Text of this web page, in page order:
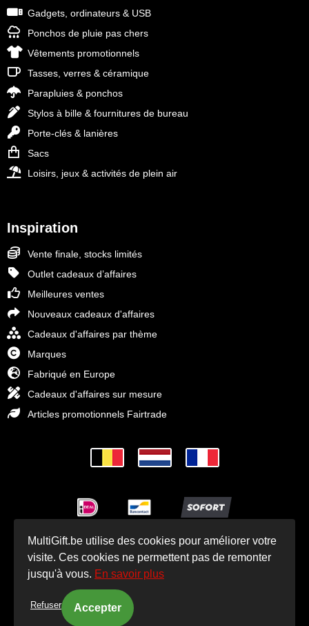
Gadgets, ordinateurs & USB
Ponchos de pluie pas chers
Vêtements promotionnels
Tasses, verres & céramique
Parapluies & ponchos
Stylos à bille & fournitures de bureau
Porte-clés & lanières
Sacs
Loisirs, jeux & activités de plein air
Inspiration
Vente finale, stocks limités
Outlet cadeaux d’affaires
Meilleures ventes
Nouveaux cadeaux d'affaires
Cadeaux d'affaires par thème
Marques
Fabriqué en Europe
Cadeaux d'affaires sur mesure
Articles promotionnels Fairtrade
© Cadeaux d'affaires MultiGift 1993 - 2025
MultiGift.be utilise des cookies pour améliorer votre
visite. Ces cookies ne permettent pas de remonter
jusqu'à vous. En savoir plus
Refuser